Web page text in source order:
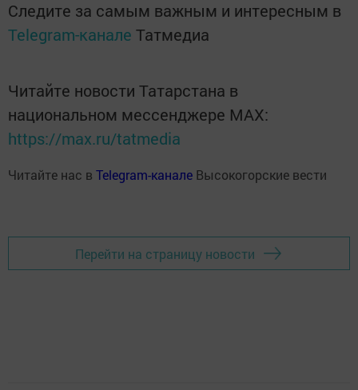
Следите за самым важным и интересным в
Telegram-канале Татмедиа
Читайте новости Татарстана в
национальном мессенджере MАХ:
https://max.ru/tatmedia
Читайте нас в Telegram-канале Высокогорские вести
Перейти на страницу новости